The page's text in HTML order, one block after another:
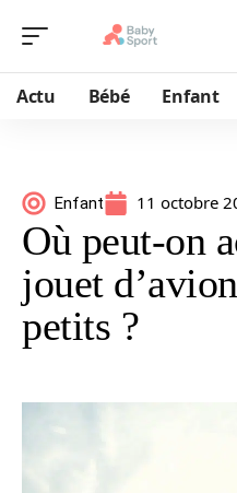
Actu Bébé Enfant
Enfant 11 octobre
Où peut-on
jouet
petits ?